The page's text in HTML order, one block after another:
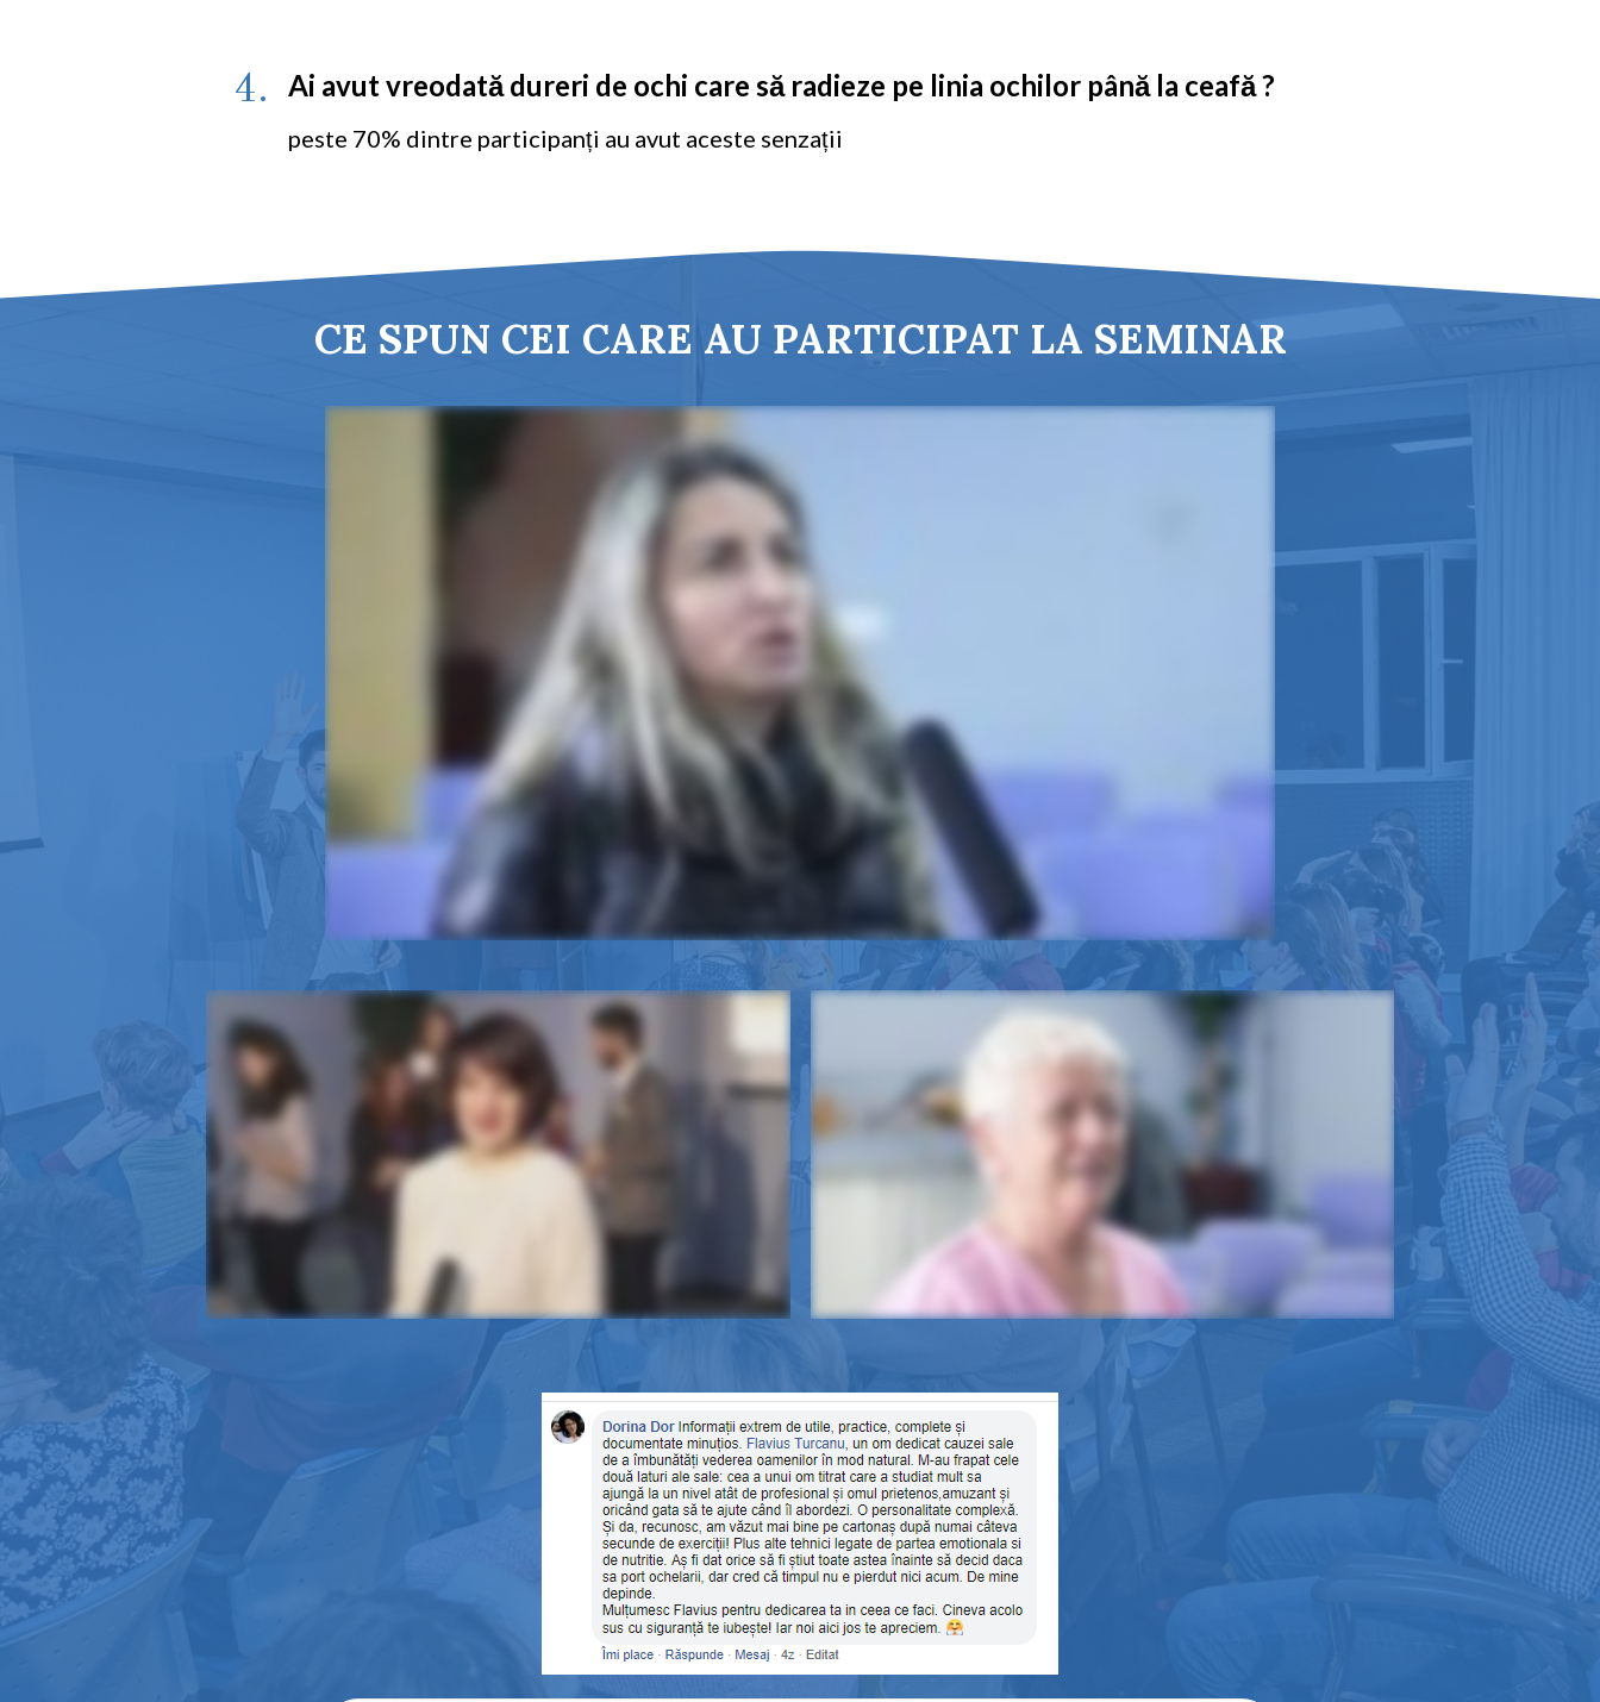
4. Ai avut vreodată dureri de ochi care să radieze pe linia ochilor până la ceafă ?
peste 70% dintre participanți au avut aceste senzații
CE SPUN CEI CARE AU PARTICIPAT LA SEMINAR